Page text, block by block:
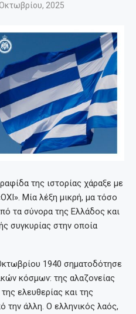
2025
της ιστορίας χάραξε με
Μία λέξη μικρή, μα τόσο
τα σύνορα της Ελλάδος και
συγκυρίας στην οποία
1940 σηματοδότησε
κόσμων: της αλαζονείας
ελευθερίας και της
την άλλη. Ο ελληνικός λαός,